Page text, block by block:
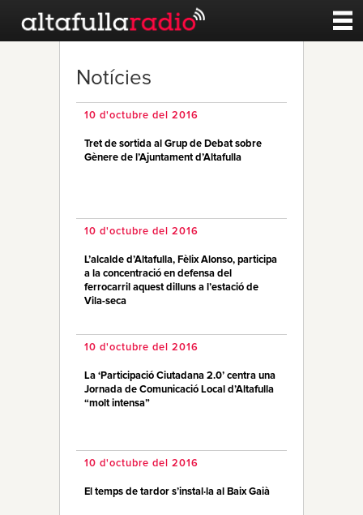
Esports
Qui Som
Notícies
10 d'octubre del 2016
Tret de sortida al Grup de Debat sobre
Gènere de l’Ajuntament d’Altafulla
10 d'octubre del 2016
L’alcalde d’Altafulla, Fèlix Alonso, participa
a la concentració en defensa del
ferrocarril aquest dilluns a l’estació de
Vila-seca
10 d'octubre del 2016
La ‘Participació Ciutadana 2.0’ centra una
Jornada de Comunicació Local d’Altafulla
“molt intensa”
10 d'octubre del 2016
El temps de tardor s’instal·la al Baix Gaià